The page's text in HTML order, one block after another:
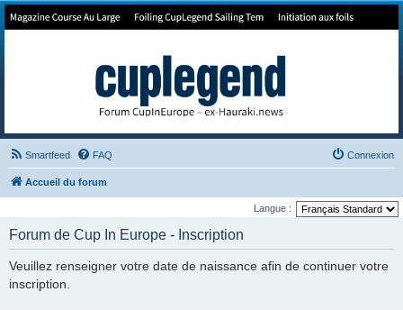
Forum de Cup In Europe
Smartfeed FAQ Connexion
Accueil du forum
Langue :
Forum de Cup In Europe - Inscription
Veuillez renseigner votre date de naissance afin de continuer votre
inscription.